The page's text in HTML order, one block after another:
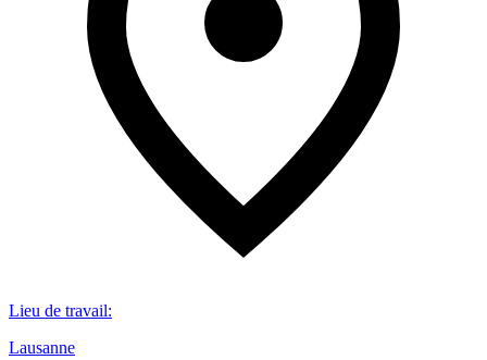
Lieu de travail:
Lausanne